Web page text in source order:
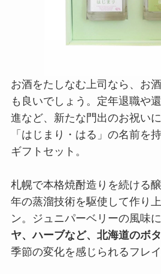
お酒をたしなむ上司なら、お
も良いでしょう。定年退職や
進など、新たな門出のお祝い
「はじまり・はる」の名前を
ギフトセット。
札幌で本格焼酎造りを続ける
年の蒸溜技術を駆使して作り
ン。ジュニパーベリーの風味に
ヤ、ハーブなど、北海道のボ
季節の変化を感じられるフレイ